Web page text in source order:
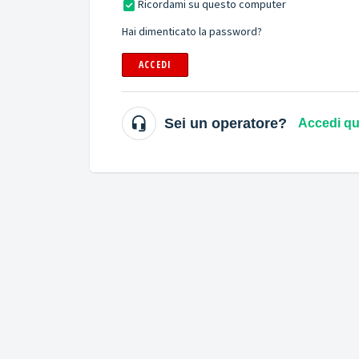
Ricordami su questo computer
Hai dimenticato la password?
ACCEDI
Sei un operatore? Accedi